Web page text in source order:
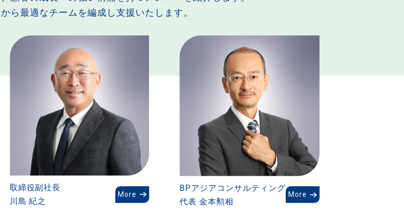
ら最適なチームを編成し支援いたします。
取締役副社長
川島 紀之
More
BPアジア コンサルティング
代表 金本勲相
More